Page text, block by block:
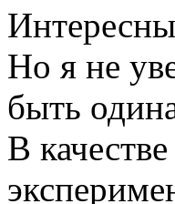
Но я не
быть
В